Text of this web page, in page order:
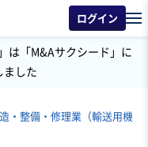
ログイン
は「M&Aサクシード」に
ました
・整備・修理業（輸送用機械